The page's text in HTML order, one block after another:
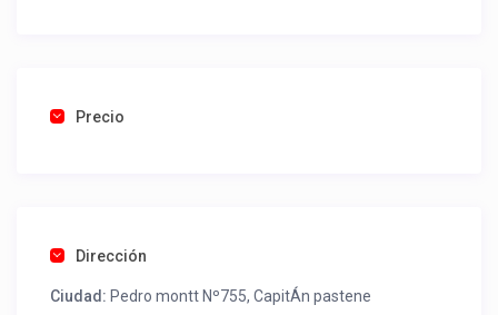
Una foto de cuenta de luz o agua o gas que acredite
como un profesional sin COMISIONES ni ESTAFAS.
Tel contacto propiedad: (56) 452753904
Precio
Dirección
Ciudad: Pedro montt Nº755, CapitÁn pastene